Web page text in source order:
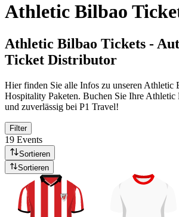
Athletic Bilbao
Athletic Bilbao Tickets -
Ticket Distributor
Hier finden Sie alle Infos zu unseren Athletic
Hospitality Paketen. Buchen Sie Ihre Athletic
und zuverlässig bei P1 Travel!
Filter
19 Events
Sortieren
Sortieren